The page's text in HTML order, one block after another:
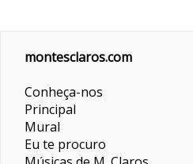
montesclaros.com
Conheça-nos
Principal
Mural
Eu te procuro